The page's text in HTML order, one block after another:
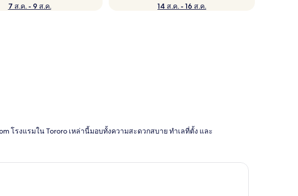
7 ส.ค. - 9 ส.ค.
14 ส.ค. - 16 ส.ค.
โรงแรมใน Tororo เหล่านี้มอบทั้งความสะดวกสบาย ทำเลที่ตั้ง และ